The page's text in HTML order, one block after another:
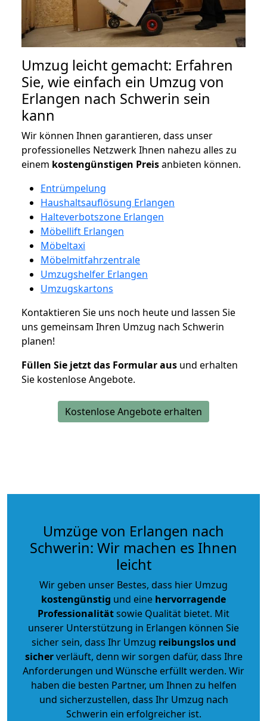
Umzug leicht gemacht: Erfahren
Sie, wie einfach ein Umzug von
Erlangen nach Schwerin sein
kann
Wir können Ihnen garantieren, dass unser
professionelles Netzwerk Ihnen nahezu alles zu
einem kostengünstigen Preisanbieten können.
Entrümpelung
Haushaltsauflösung Erlangen
Halteverbotszone Erlangen
Möbellift Erlangen
Möbeltaxi
Möbelmitfahrzentrale
Umzugshelfer Erlangen
Umzugskartons
Kontaktieren Sie uns noch heute und lassen Sie
uns gemeinsam Ihren Umzug nach Schwerin
planen!
Füllen Sie jetzt das Formular aus und erhalten
Sie kostenlose Angebote.
Kostenlose Angebote erhalten
Umzüge von Erlangen nach
Schwerin: Wir machen es Ihnen
leicht
Wir geben unser Bestes, dass hier Umzug
kostengünstig und eine hervorragende
Professionalitätsowie Qualität bietet. Mit
unserer Unterstützung in Erlangen können Sie
sicher sein, dass Ihr Umzug reibungslos und
sicherverläuft, denn wir sorgen dafür, dass Ihre
Anforderungen und Wünsche erfüllt werden. Wir
haben die besten Partner, um Ihnen zu helfen
und sicherzustellen, dass Ihr Umzug nach
Schwerin ein erfolgreicher ist.